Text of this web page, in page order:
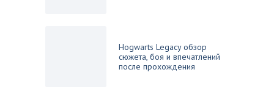
Hogwarts Legacy обзор
сюжета, боя и впечатлений
после прохождения